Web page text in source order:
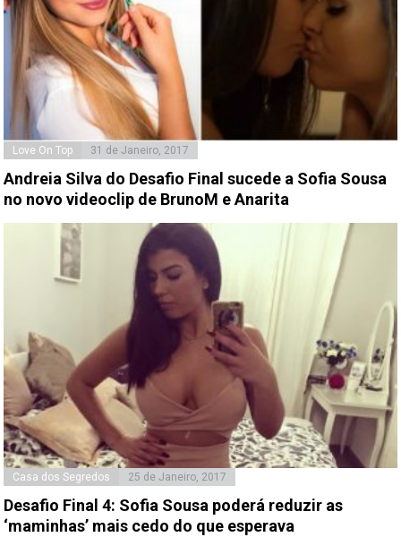
Love On Top 31 de Janeiro, 2017
Andreia Silva do Desafio Final sucede a Sofia Sousa
no novo videoclip de BrunoM e Anarita
Casa dos Segredos 25 de Janeiro, 2017
Desafio Final 4: Sofia Sousa poderá reduzir as
‘maminhas’ mais cedo do que esperava